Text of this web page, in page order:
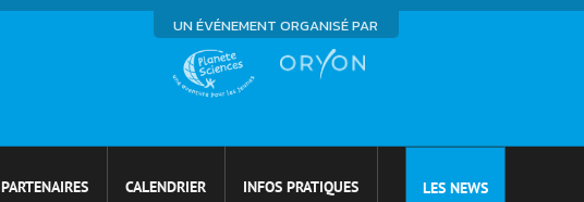
UN ÉVÉNEMENT ORGANISÉ PAR
PARTENAIRES CALENDRIER INFOS PRATIQUES LES NEWS